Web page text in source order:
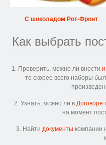
С шоколадом Рот-Фронт
Как выбрать
1. Проверить, можно ли внести
то скорее всего наборы
2. Узнать, можно ли в Договоре
на момент
3. Найти документы компании